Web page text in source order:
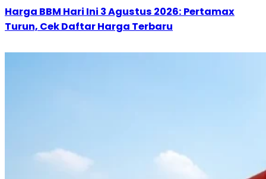
Harga BBM Hari Ini 3 Agustus 2026: Pertamax
Turun, Cek Daftar Harga Terbaru